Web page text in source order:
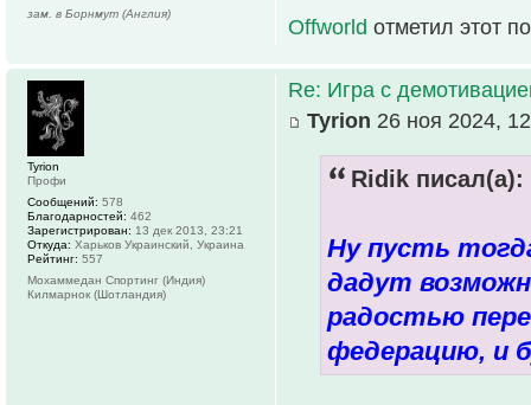
Offworld отметил этот
зам. в Борнмут (Англия)
Re: Игра с
Tyrion 26 ноя 2024,
Ridik писал(а):
Ну пусть
дадут
радостью
федерацию, и
Tyrion
Профи
Сообщений: 578
Благодарностей: 462
Зарегистрирован: 13 дек 2013, 23:21
Откуда: Харьков Украинский, Украина
Рейтинг: 557
Мохаммедан Спортинг (Индия)
Килмарнок (Шотландия)